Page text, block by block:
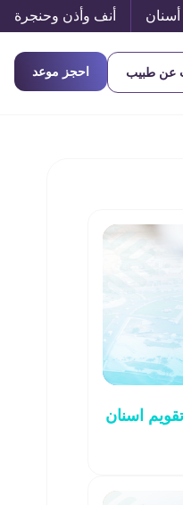
أسنان أنف وأذن وحنجرة
عن طبيب احجز موعد
اسنان